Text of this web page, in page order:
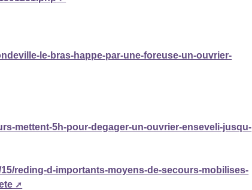
le-bras-happe-par-une-foreuse-un-ouvrier-
mettent-5h-pour-degager-un-ouvrier-enseveli-jusqu-
reding-d-importants-moyens-de-secours-mobilises-